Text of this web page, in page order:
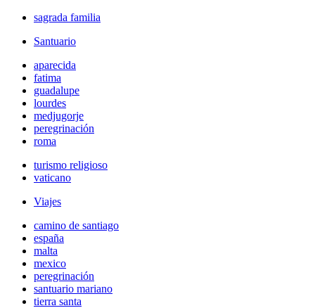
sagrada familia
Santuario
aparecida
fatima
guadalupe
lourdes
medjugorje
peregrinación
roma
turismo religioso
vaticano
Viajes
camino de santiago
españa
malta
mexico
peregrinación
santuario mariano
tierra santa